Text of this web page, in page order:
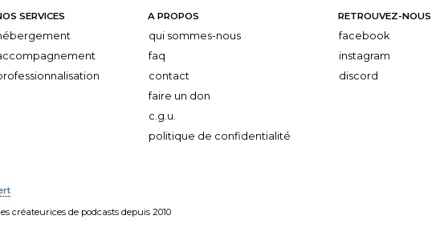
SERVICES A PROPOS
qui sommes-nous
faq
contact
faire un don
c.g.u.
politique de confidentialité
RETROUVEZ-NOUS
facebook
instagram
discord
créateurices de podcasts depuis 2010